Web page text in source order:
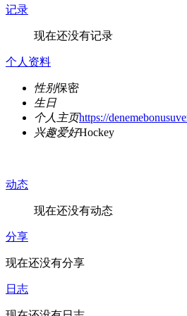
记录
现在还没有记录
个人资料
性别保密
生日
个人主页https://
兴趣爱好Hockey
动态
现在还没有动态
分享
现在还没有分享
日志